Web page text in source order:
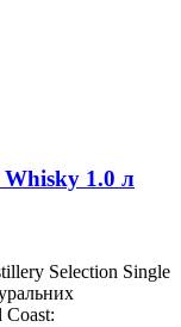
Whisky 1.0 л
Selection Single
Coast: